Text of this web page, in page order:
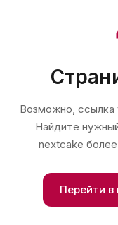
Возможно, ссылка
Найдите
nextcake
Перейти в